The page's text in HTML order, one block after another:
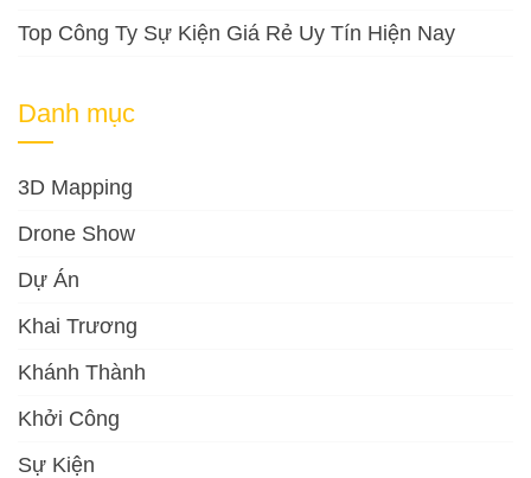
Top Công Ty Sự Kiện Giá Rẻ Uy Tín Hiện Nay
Danh mục
3D Mapping
Drone Show
Dự Án
Khai Trương
Khánh Thành
Khởi Công
Sự Kiện